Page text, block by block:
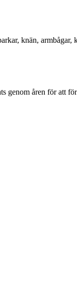
knän, armbågar,
genom åren för att